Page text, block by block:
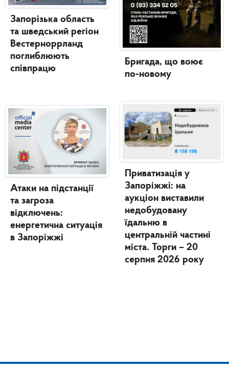
Запорізька область
та шведський регіон
Вестерноррланд
поглиблюють
співпрацю
Атаки на підстанції
та загроза
відключень:
енергетична ситуація
в Запоріжжі
Бригада, що воює
по-новому
Приватизація у
Запоріжжі: на
аукціон виставили
недобудовану
їдальню в
центральній частині
міста. Торги – 20
серпня 2026 року